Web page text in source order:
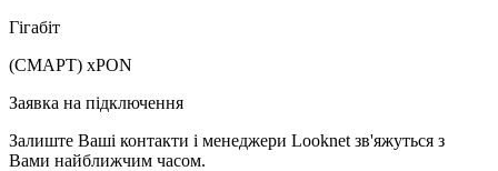
Гігабіт
(СМАРТ) xPON
Заявка на підключення
Залиште Ваші контакти і менеджери Looknet зв'яжуться з
Вами найближчим часом.